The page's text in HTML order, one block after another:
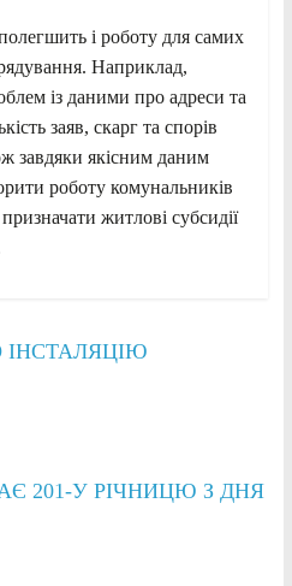
і роботу для самих
Наприклад,
із даними про адреси та
заяв, скарг та спорів
завдяки якісним даним
роботу комунальників
житлові субсидії
ІНСТАЛЯЦІЮ
201-У РІЧНИЦЮ З ДНЯ